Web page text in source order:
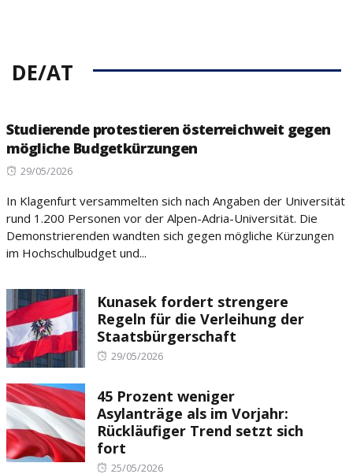
DE/AT
Studierende protestieren österreichweit gegen
mögliche Budgetkürzungen
Posted
29/05/2026
In Klagenfurt versammelten sich nach Angaben der Universität
rund 1.200 Personen vor der Alpen-Adria-Universität. Die
Demonstrierenden wandten sich gegen mögliche Kürzungen
im Hochschulbudget und...
Kunasek fordert strengere
Regeln für die Verleihung der
Staatsbürgerschaft
Posted
29/05/2026
45 Prozent weniger
Asylanträge als im Vorjahr:
Rückläufiger Trend setzt sich
fort
Posted
25/05/2026